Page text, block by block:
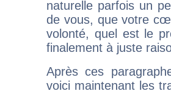
naturelle parfois un
de vous, que votre
volonté, quel est le
finalement à juste
Après ces
voici maintenant les